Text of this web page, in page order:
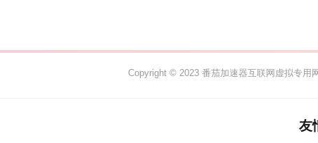
Copyright © 2023 番茄加速器互联网虚拟专用
友